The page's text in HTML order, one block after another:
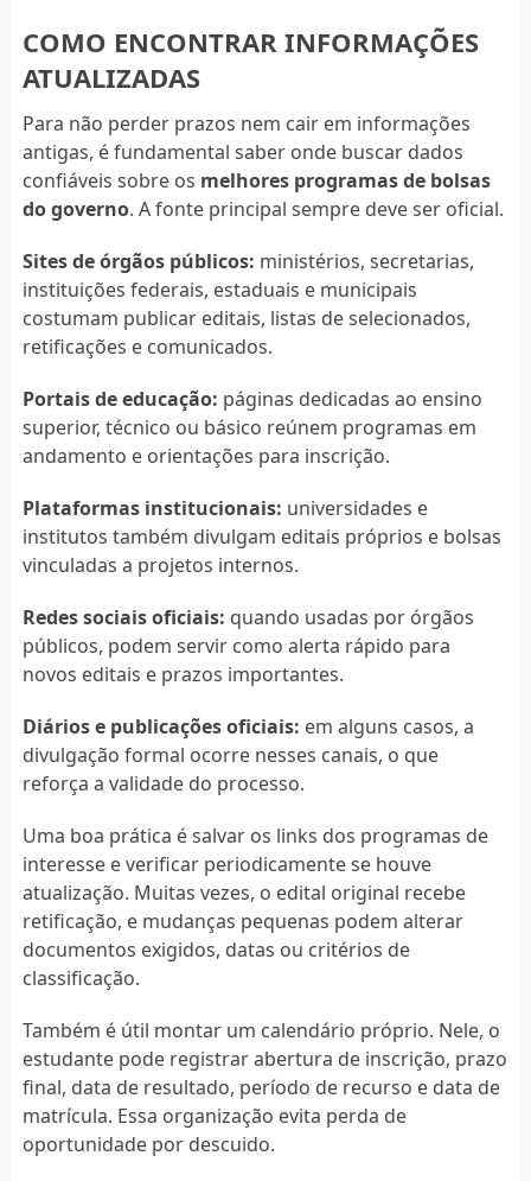
COMO ENCONTRAR INFORMAÇÕES
ATUALIZADAS
Para não perder prazos nem cair em informações
antigas, é fundamental saber onde buscar dados
confiáveis sobre os melhores programas de bolsas
do governo. A fonte principal sempre deve ser oficial.
Sites de órgãos públicos: ministérios, secretarias,
instituições federais, estaduais e municipais
costumam publicar editais, listas de selecionados,
retificações e comunicados.
Portais de educação: páginas dedicadas ao ensino
superior, técnico ou básico reúnem programas em
andamento e orientações para inscrição.
Plataformas institucionais: universidades e
institutos também divulgam editais próprios e bolsas
vinculadas a projetos internos.
Redes sociais oficiais: quando usadas por órgãos
públicos, podem servir como alerta rápido para
novos editais e prazos importantes.
Diários e publicações oficiais: em alguns casos, a
divulgação formal ocorre nesses canais, o que
reforça a validade do processo.
Uma boa prática é salvar os links dos programas de
interesse e verificar periodicamente se houve
atualização. Muitas vezes, o edital original recebe
retificação, e mudanças pequenas podem alterar
documentos exigidos, datas ou critérios de
classificação.
Também é útil montar um calendário próprio. Nele, o
estudante pode registrar abertura de inscrição, prazo
final, data de resultado, período de recurso e data de
matrícula. Essa organização evita perda de
oportunidade por descuido.